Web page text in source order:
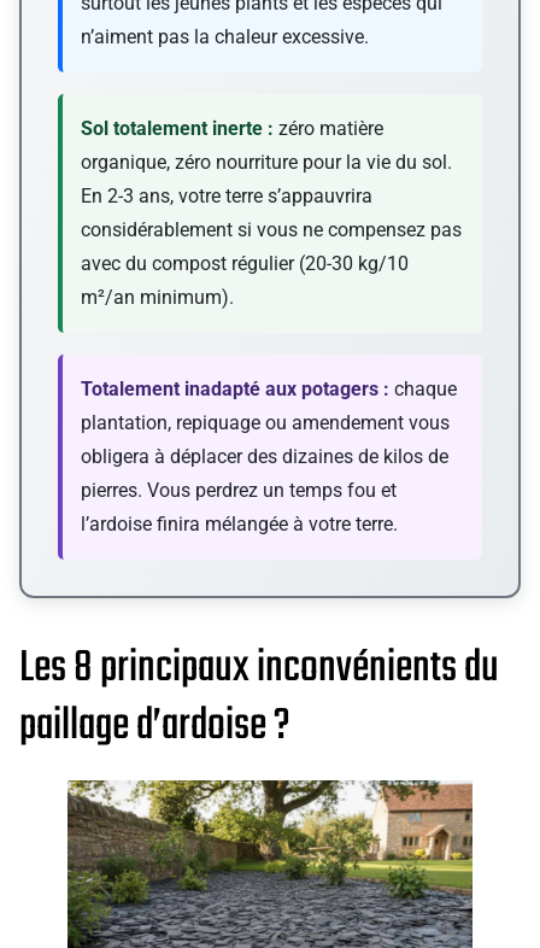
n’aiment pas la chaleur excessive.
Sol totalement inerte : zéro matière
organique, zéro nourriture pour la vie du sol.
En 2-3 ans, votre terre s’appauvrira
considérablement si vous ne compensez pas
avec du compost régulier (20-30 kg/10
m²/an minimum).
Totalement inadapté aux potagers : chaque
plantation, repiquage ou amendement vous
obligera à déplacer des dizaines de kilos de
pierres. Vous perdrez un temps fou et
l’ardoise finira mélangée à votre terre.
Les 8 principaux inconvénients du
paillage d’ardoise ?